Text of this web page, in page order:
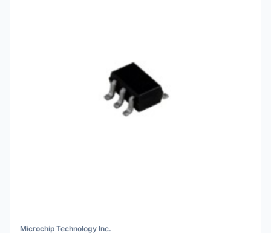
Microchip Technology Inc.